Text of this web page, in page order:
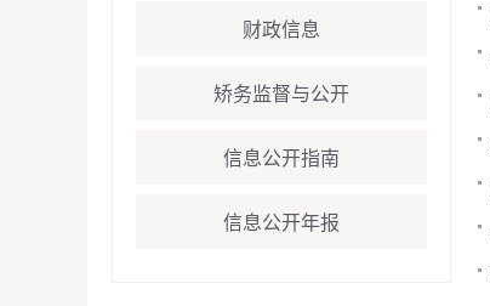
财政信息
矫务监督与公开
信息公开指南
信息公开年报